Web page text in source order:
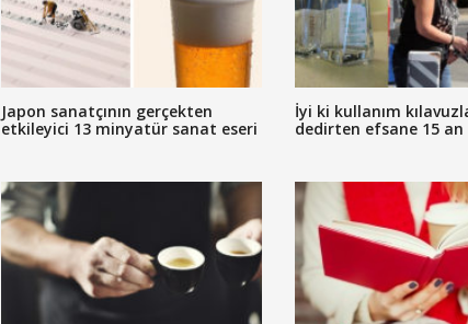
Japon sanatçının gerçekten
etkileyici 13 minyatür sanat eseri
İyi ki kullanım
dedirten efsane 15 an